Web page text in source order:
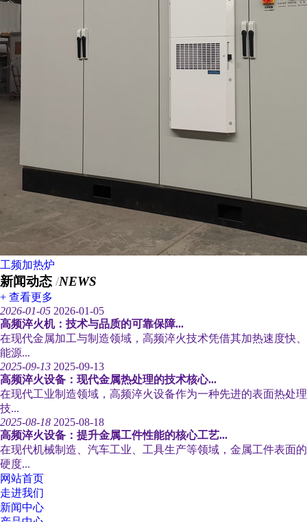
工频加热炉
新闻动态 /NEWS
+ 查看更多
2026-01-05 2026-01-05
高频淬火机：技术与品质的可靠保障...
在现代金属加工与制造领域，高频淬火技术凭借其加热速度快、
能源...
2025-09-13 2025-09-13
高频淬火设备：现代金属热处理的技术核心...
在现代工业制造领域，高频淬火设备作为一种先进的表面热处理
技...
2025-08-18 2025-08-18
高频淬火设备：提升金属工件性能的核心工艺...
在现代机械制造、汽车工业、工具生产等领域，金属工件表面的
硬度...
网站首页
走进我们
新闻中心